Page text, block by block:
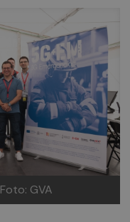
Foto: GVA